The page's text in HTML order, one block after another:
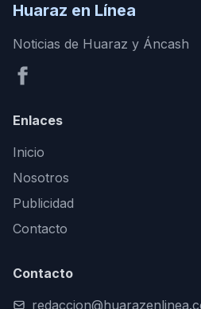
Huaraz en Línea
Noticias de Huaraz y Áncash
Enlaces
Inicio
Nosotros
Publicidad
Contacto
Contacto